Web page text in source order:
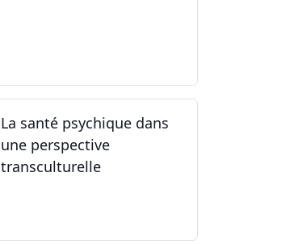
La santé psychique dans
une perspective
transculturelle